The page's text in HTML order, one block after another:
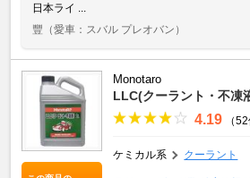
日本ライ ...
豐 （愛車：スバル プレオバン）
Monotaro
LLC(クーラント・不凍
4.19 （52
ケミカル系 クーラント